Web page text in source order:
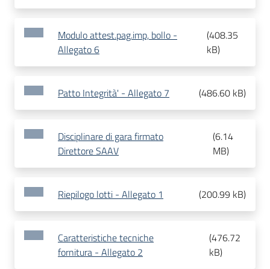
Modulo attest.pag.imp, bollo -
Allegato 6
(408.35
kB)
Patto Integrità' - Allegato 7 (486.60 kB)
Disciplinare di gara firmato
Direttore SAAV
(6.14
MB)
Riepilogo lotti - Allegato 1 (200.99 kB)
Caratteristiche tecniche
fornitura - Allegato 2
(476.72
kB)